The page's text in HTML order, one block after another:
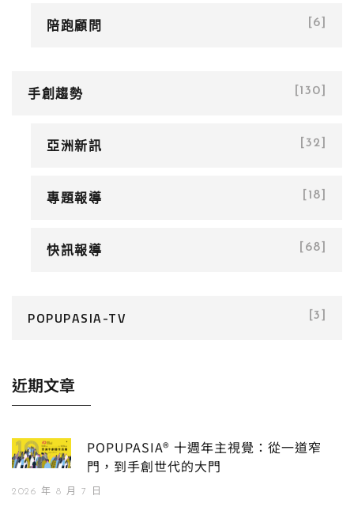
陪跑顧問 [6]
手創趨勢 [130]
亞洲新訊 [32]
專題報導 [18]
快訊報導 [68]
POPUPASIA-TV [3]
近期文章
POPUPASIA® 十週年主視覺：從一道窄
門，到手創世代的大門
2026 年 8 月 7 日